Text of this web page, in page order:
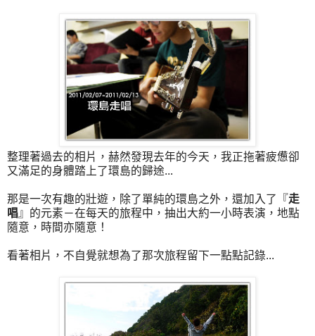
整理著過去的相片，赫然發現去年的今天，我正拖著疲憊卻
又滿足的身體踏上了環島的歸途...
那是一次有趣的壯遊，除了單純的環島之外，還加入了『走
唱』的元素－在每天的旅程中，抽出大約一小時表演，地點
隨意，時間亦隨意！
看著相片，不自覺就想為了那次旅程留下一點點記錄...